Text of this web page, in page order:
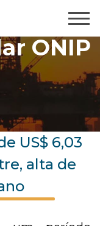
ONIP
US$ 6,03
alta de